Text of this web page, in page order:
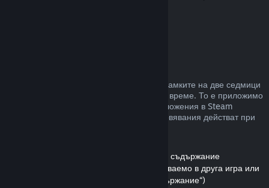
Steam възстановяването се предлага в рамките на две седмици
от покупката и при под два часа игрално време. То е приложимо
както за игри, така и при софтуерни приложения в Steam
магазина. Ето обзор за това как възстановявания действат при
Възстановявания на сумата за сваляемо съдържание
(Съдържание от Steam магазина, използваемо в друга игра или
софтуерно приложение, „Сваляемо съдържание“)